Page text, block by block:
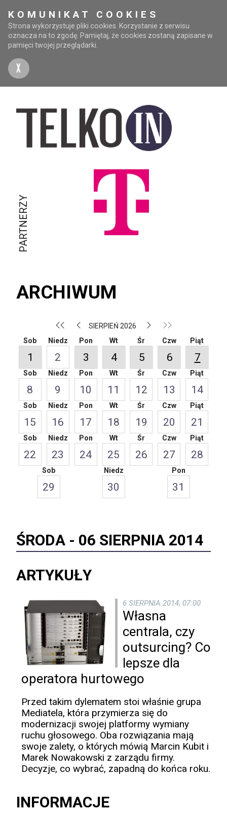
KOMUNIKAT COOKIES
Strona wykorzystuje pliki cookies. Korzystanie z serwisu
oznacza na to zgodę. Pamiętaj, że cookies zostaną zapisane w
pamięci twojej przeglądarki.
X
PARTNERZY
ARCHIWUM
SIERPIEŃ 2026
Sob
1
Niedz
2
Pon
3
Wt
4
Śr
5
Czw
6
Piąt
7
Sob
8
Niedz
9
Pon
10
Wt
11
Śr
12
Czw
13
Piąt
14
Sob
15
Niedz
16
Pon
17
Wt
18
Śr
19
Czw
20
Piąt
21
Sob
22
Niedz
23
Pon
24
Wt
25
Śr
26
Czw
27
Piąt
28
Sob
29
Niedz
30
Pon
31
ŚRODA - 06 SIERPNIA 2014
ARTYKUŁY
6 SIERPNIA 2014, 07:00
Własna
centrala, czy
outsurcing? Co
lepsze dla
operatora hurtowego
Przed takim dylematem stoi właśnie grupa
Mediatela, która przymierza się do
modernizacji swojej platformy wymiany
ruchu głosowego. Oba rozwiązania mają
swoje zalety, o których mówią Marcin Kubit i
Marek Nowakowski z zarządu firmy.
Decyzje, co wybrać, zapadną do końca roku.
INFORMACJE